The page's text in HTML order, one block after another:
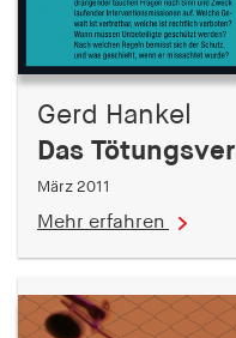
Gerd Hankel
Das
März 2011
Mehr erfahren